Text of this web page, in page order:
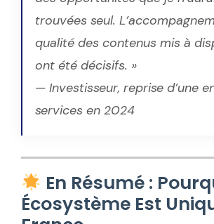
trouvées seul.
qualité des contenus mis à
ont été décisifs. »
— Investisseur, reprise d’une
services en 2024
En Résumé :
Écosystème Est